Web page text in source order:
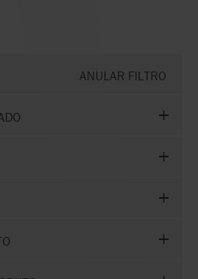
ANULAR FILTRO